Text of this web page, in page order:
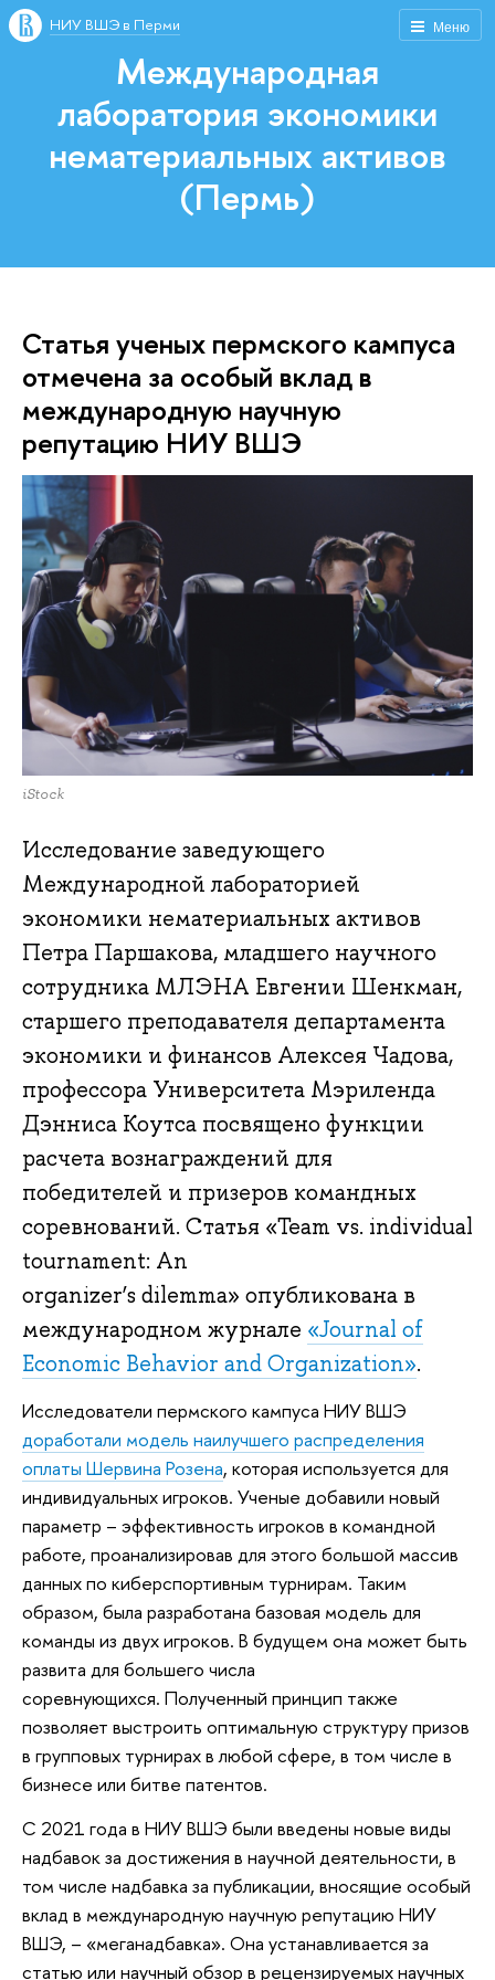
Меню
НИУ ВШЭ в Перми
Международная
лаборатория экономики
нематериальных активов
(Пермь)
Статья ученых пермского кампуса
отмечена за особый вклад в
международную научную
репутацию НИУ ВШЭ
iStock
Исследование заведующего
Международной лабораторией
экономики нематериальных активов
Петра Паршакова, младшего научного
сотрудника МЛЭНА Евгении Шенкман,
старшего преподавателя департамента
экономики и финансов Алексея Чадова,
профессора Университета Мэриленда
Дэнниса Коутса посвящено функции
расчета вознаграждений для
победителей и призеров командных
соревнований. Статья «Team vs. individual
tournament: An
organizer’s dilemma» опубликована в
международном журнале «Journal of
Economic Behavior and Organization».
Исследователи пермского кампуса НИУ ВШЭ
доработали модель наилучшего распределения
оплаты Шервина Розена, которая используется для
индивидуальных игроков. Ученые добавили новый
параметр – эффективность игроков в командной
работе, проанализировав для этого большой массив
данных по киберспортивным турнирам. Таким
образом, была разработана базовая модель для
команды из двух игроков. В будущем она может быть
развита для большего числа
соревнующихся. Полученный принцип также
позволяет выстроить оптимальную структуру призов
в групповых турнирах в любой сфере, в том числе в
бизнесе или битве патентов.
С 2021 года в НИУ ВШЭ были введены новые виды
надбавок за достижения в научной деятельности, в
том числе надбавка за публикации, вносящие особый
вклад в международную научную репутацию НИУ
ВШЭ, – «меганадбавка». Она устанавливается за
статью или научный обзор в рецензируемых научных